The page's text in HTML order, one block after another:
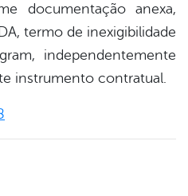
documentação anexa,
termo de inexigibilidade
independentemente
instrumento contratual.